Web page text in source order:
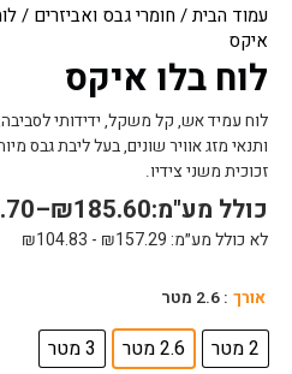
עמוד הבית/ חומרי גבס ואביזרים /
איקס
לוח בלו איקס
לוח עמיד אש, קל משקל, ידידותי
ותנאי מזג אוויר שונים, בעל ליבת גבס
זכוכית משני צידיו.
–₪185.60כולל מע"מ:
לא כולל מע״מ: ₪157.29
-
₪104.83
אורך : 2.6 מטר
2 מטר 2.6 מטר 3 מטר
כמות
לוח
בלו